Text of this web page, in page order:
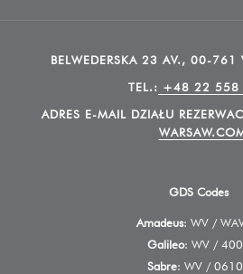
BELWEDERSKA 23 AV., 00-761
TEL.: +48 22 558
ADRES E-MAIL DZIAŁU REZERWAC
GDS Codes
Amadeus: WV /
Galileo: WV /
Sabre: WV /